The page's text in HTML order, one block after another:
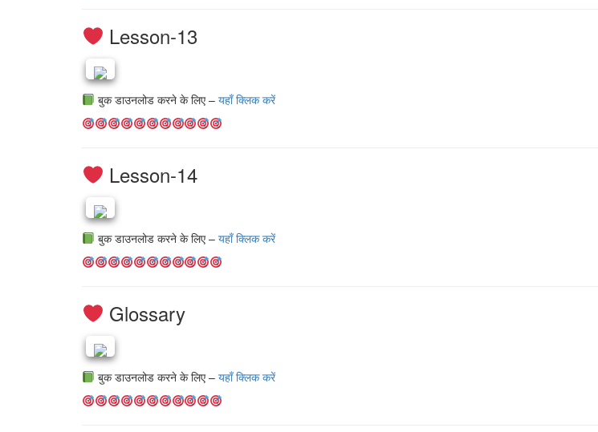
Lesson-13
बुक डाउनलोड करने के लिए – यहाँ क्लिक करें
Lesson-14
बुक डाउनलोड करने के लिए – यहाँ क्लिक करें
Glossary
बुक डाउनलोड करने के लिए – यहाँ क्लिक करें